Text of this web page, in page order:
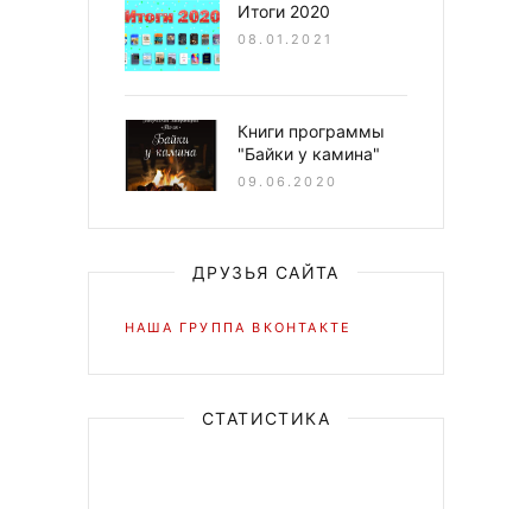
Итоги 2020
08.01.2021
Книги программы
"Байки у камина"
09.06.2020
ДРУЗЬЯ САЙТА
НАША ГРУППА ВКОНТАКТЕ
СТАТИСТИКА